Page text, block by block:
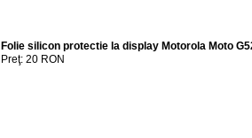
Folie silicon protectie la display Motorola Moto
Preţ: 20 RON